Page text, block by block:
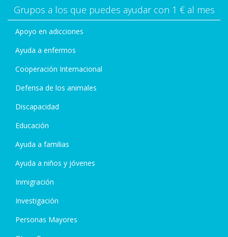
Grupos a los que puedes ayudar con 1 € al mes
Apoyo en adicciones
Ayuda a enfermos
Cooperación Internacional
Defensa de los animales
Discapacidad
Educación
Ayuda a familias
Ayuda a niños y jóvenes
Inmigración
Investigación
Personas Mayores